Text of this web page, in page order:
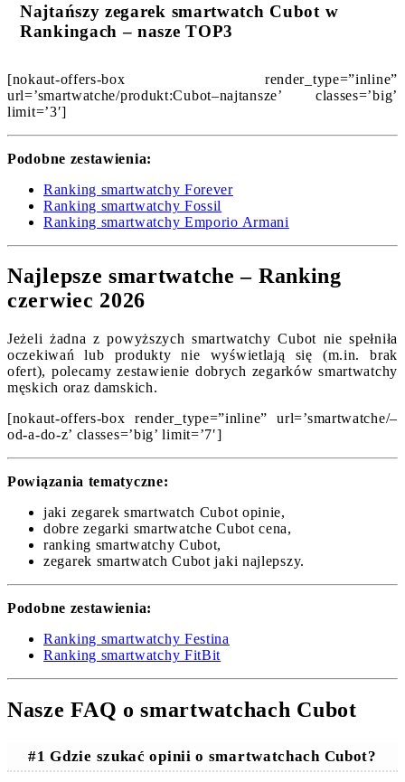
Najtańszy zegarek smartwatch Cubot w
Rankingach – nasze TOP3
[nokaut-offers-box render_type=”inline”
url=’smartwatche/produkt:Cubot–najtansze’ classes=’big’
limit=’3′]
Podobne zestawienia:
Ranking smartwatchy Forever
Ranking smartwatchy Fossil
Ranking smartwatchy Emporio Armani
Najlepsze smartwatche – Ranking
czerwiec 2026
Jeżeli żadna z powyższych smartwatchy Cubot nie spełniła
oczekiwań lub produkty nie wyświetlają się (m.in. brak
ofert), polecamy zestawienie dobrych zegarków smartwatchy
męskich oraz damskich.
[nokaut-offers-box render_type=”inline” url=’smartwatche/–
od-a-do-z’ classes=’big’ limit=’7′]
Powiązania tematyczne:
jaki zegarek smartwatch Cubot opinie,
dobre zegarki smartwatche Cubot cena,
ranking smartwatchy Cubot,
zegarek smartwatch Cubot jaki najlepszy.
Podobne zestawienia:
Ranking smartwatchy Festina
Ranking smartwatchy FitBit
Nasze FAQ o smartwatchach Cubot
#1 Gdzie szukać opinii o smartwatchach Cubot?